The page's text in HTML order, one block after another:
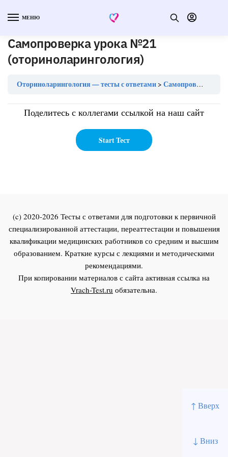
↑ Вверх
↓ Вниз
МЕНЮ
Самопроверка урока №21
(оториноларингология)
Оториноларингология — тесты с ответами Самопроверка урока №21 (оториноларингология)
Поделитесь с коллегами ссылкой на наш сайт
(c) 2020-2026 Тесты с ответами для подготовки к первичной
специализированной аттестации, переаттестации и повышения
квалификации медицинских работников со средним и высшим
образованием. Краткие курсы с лекциями и методическими
рекомендациями.
При копировании материалов с сайта активная ссылка на
Vrach-Test.ru обязательна.